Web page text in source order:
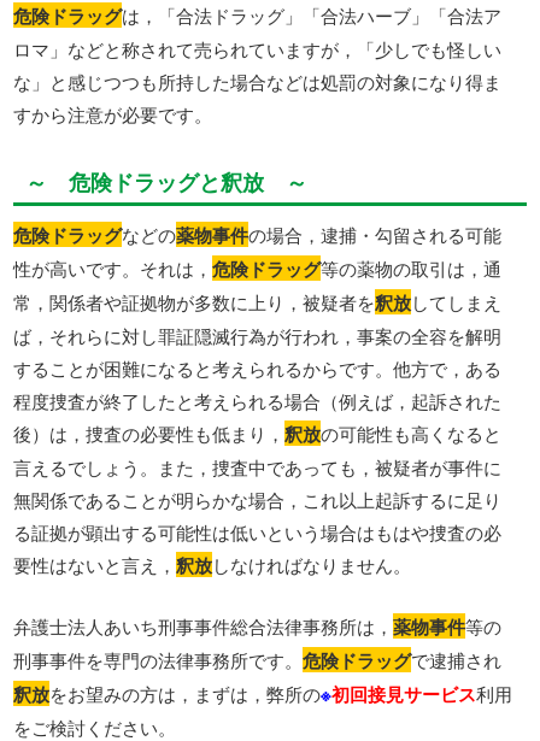
危険ドラッグは，「合法ドラッグ」「合法ハーブ」「合法ア
ロマ」などと称されて売られていますが，「少しでも怪しい
な」と感じつつも所持した場合などは処罰の対象になり得ま
すから注意が必要です。
～ 危険ドラッグと釈放 ～
危険ドラッグなどの薬物事件の場合，逮捕・勾留される可能
性が高いです。それは，危険ドラッグ等の薬物の取引は，通
常，関係者や証拠物が多数に上り，被疑者を釈放してしまえ
ば，それらに対し罪証隠滅行為が行われ，事案の全容を解明
することが困難になると考えられるからです。他方で，ある
程度捜査が終了したと考えられる場合（例えば，起訴された
後）は，捜査の必要性も低まり，釈放の可能性も高くなると
言えるでしょう。また，捜査中であっても，被疑者が事件に
無関係であることが明らかな場合，これ以上起訴するに足り
る証拠が顕出する可能性は低いという場合はもはや捜査の必
要性はないと言え，釈放しなければなりません。
弁護士法人あいち刑事事件総合法律事務所は，薬物事件等の
刑事事件を専門の法律事務所です。危険ドラッグで逮捕され
釈放をお望みの方は，まずは，弊所の※初回接見サービス利用
をご検討ください。